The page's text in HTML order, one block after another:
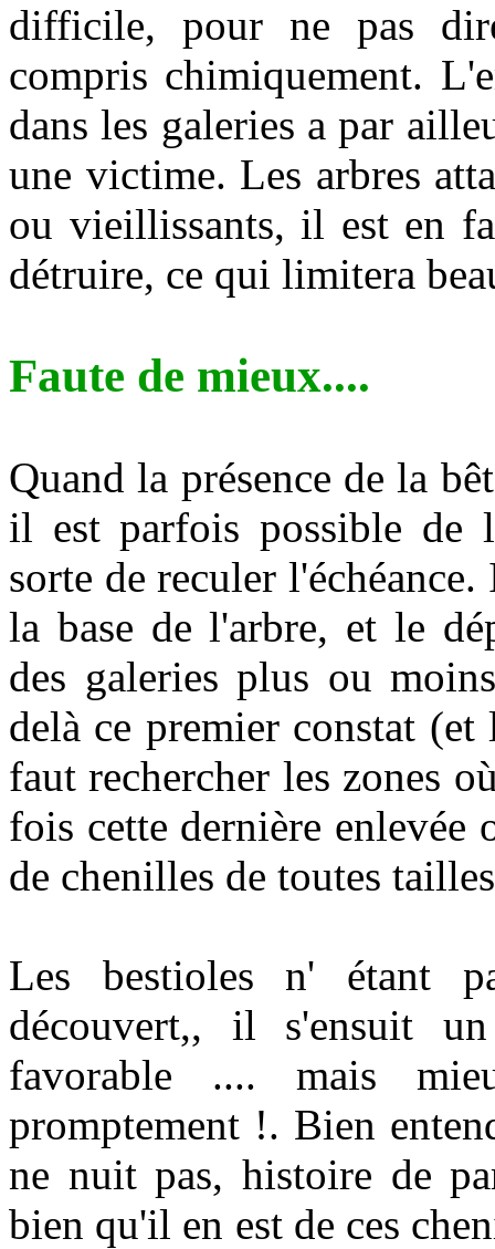
difficile, pour ne pas
compris chimiquement.
dans les galeries a par
une victime. Les arbres
ou vieillissants, il est en
détruire, ce qui limitera
Faute de mieux....
Quand la présence de la
il est parfois possible de
sorte de reculer
la base de l'arbre, et le
des galeries plus ou
delà ce premier constat
faut rechercher les zones
fois cette dernière enlevée
de chenilles de toutes
Les bestioles n' étant
découvert,, il s'ensuit
favorable .... mais
promptement !. Bien
ne nuit pas, histoire de
bien qu'il en est de ces